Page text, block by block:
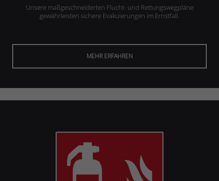
Unsere maßgeschneiderten Flucht- und Rettungswegpläne
gewährleisten sichere Evakuierungen im Ernstfall.
MEHR ERFAHREN